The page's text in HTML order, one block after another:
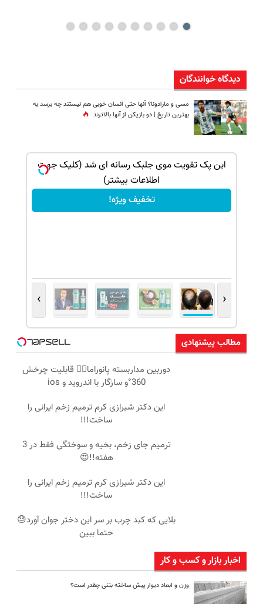
دیدگاه خوانندگان
مسی و مارادونا؟ آنها حتی انسان خوبی هم نیستند چه برسد به
بهترین تاریخ | دو بازیکن از آنها بالاترند
این پک تقویت موی جلبک رسانه ای شد (کلیک جهت
اطلاعات بیشتر)
تخفیف ویژه!
‹
›
مطالب پیشنهادی
دوربین مداربسته پانوراما👈🏻 قابلیت چرخش
360°و سازگار با اندروید و ios
این دکتر شیرازی کرم ترمیم زخم ایرانی را
ساخت!!!
ترمیم جای زخم، بخیه و سوختگی فقط در 3
هفته!!😍
این دکتر شیرازی کرم ترمیم زخم ایرانی را
ساخت!!!
بلایی که کبد چرب بر سر این دختر جوان آورد😓
حتما ببین
اخبار بازار و کسب و کار
وزن و ابعاد دیوار پیش ساخته بتنی چقدر است؟